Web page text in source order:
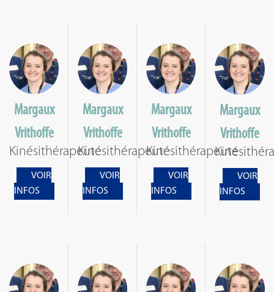
Margaux
Vrithoffe
Kinésithérapeute
VOIR
INFOS
Margaux
Vrithoffe
Kinésithérapeute
VOIR
INFOS
Margaux
Vrithoffe
Kinésithérapeute
VOIR
INFOS
Margaux
Vrithoffe
VOIR
INFOS